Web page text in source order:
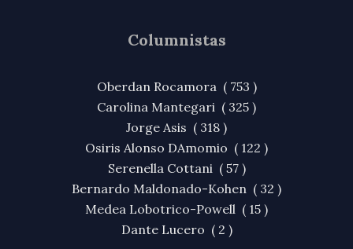
Columnistas
Oberdan Rocamora ( 753 )
Carolina Mantegari ( 325 )
Jorge Asis ( 318 )
Osiris Alonso DAmomio ( 122 )
Serenella Cottani ( 57 )
Bernardo Maldonado-Kohen ( 32 )
Medea Lobotrico-Powell ( 15 )
Dante Lucero ( 2 )